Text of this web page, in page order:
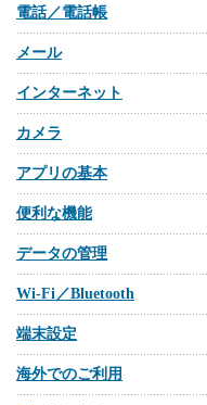
電話／電話帳
メール
インターネット
カメラ
アプリの基本
便利な機能
データの管理
Wi-Fi／Bluetooth
端末設定
海外でのご利用